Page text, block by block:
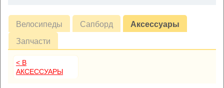
Велосипеды Сапборд
Аксессуары
Запчасти
< В
АКСЕССУАРЫ